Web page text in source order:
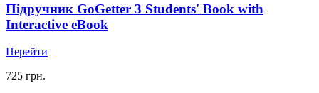
Підручник GoGetter 3 Students' Book with
Interactive eBook
Перейти
725 грн.